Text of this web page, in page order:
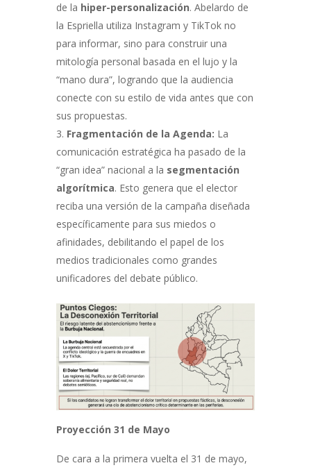
de la hiper-personalización. Abelardo de
la Espriella utiliza Instagram y TikTok no
para informar, sino para construir una
mitología personal basada en el lujo y la
“mano dura”, logrando que la audiencia
conecte con su estilo de vida antes que con
sus propuestas.
Fragmentación de la Agenda: La
comunicación estratégica ha pasado de la
“gran idea” nacional a la segmentación
algorítmica. Esto genera que el elector
reciba una versión de la campaña diseñada
específicamente para sus miedos o
afinidades, debilitando el papel de los
medios tradicionales como grandes
unificadores del debate público.
Proyección 31 de Mayo
De cara a la primera vuelta el 31 de mayo,